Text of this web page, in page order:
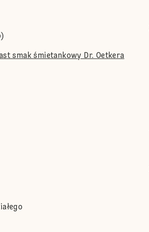
smak śmietankowy Dr. Oetkera